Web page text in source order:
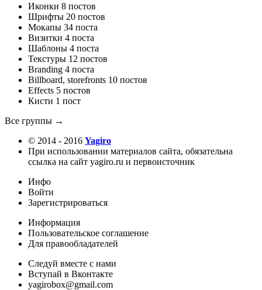
Иконки 8 постов
Шрифты 20 постов
Мокапы 34 поста
Визитки 4 поста
Шаблоны 4 поста
Текстуры 12 постов
Branding 4 поста
Billboard, storefronts 10 постов
Effects 5 постов
Кисти 1 пост
Все группы →
© 2014 - 2016 Yagiro
При использовании материалов сайта, обязательна
ссылка на сайт yagiro.ru и первоисточник
Инфо
Войти
Зарегистрироваться
Информация
Пользовательское соглашение
Для правообладателей
Следуй вместе с нами
Вступай в Вконтакте
yagirobox@gmail.com